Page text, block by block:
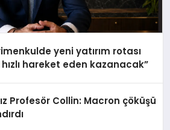
yeni yatırım rotası
hareket eden kazanacak”
Profesör Collin: Macron çöküşü